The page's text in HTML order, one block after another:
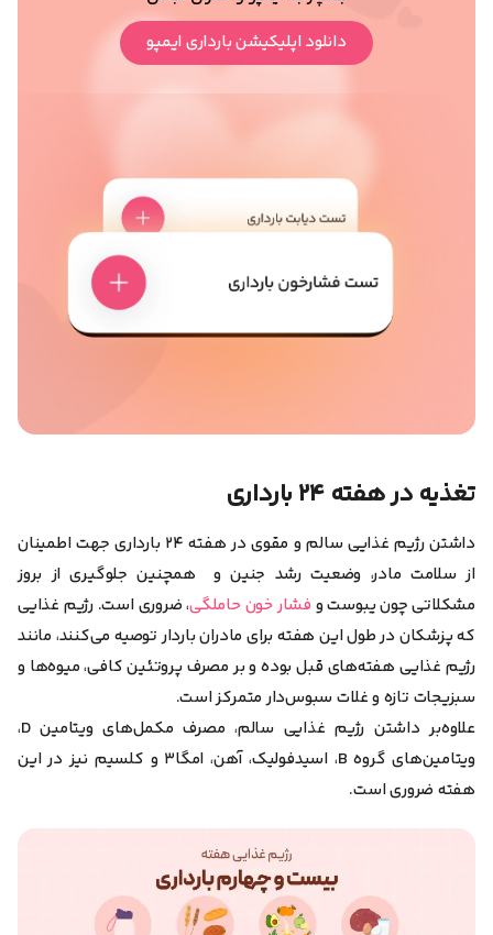
دانلود اپلیکیشن بارداری ایمپو
تغذیه در هفته ۲۴ بارداری
داشتن رژیم غذایی سالم و مقوی در هفته ۲۴ بارداری جهت اطمینان
از سلامت مادر، وضعیت رشد جنین و همچنین جلوگیری از بروز
مشکلاتی چون یبوست و فشار خون حاملگی، ضروری است. رژیم غذایی
که پزشکان در طول این هفته برای مادران باردار توصیه می‌کنند، مانند
رژیم غذایی هفته‌های قبل بوده و بر مصرف پروتئین کافی، میوه‌ها و
سبزیجات تازه و غلات سبوس‌دار متمرکز است.
علاوه‌بر داشتن رژیم غذایی سالم، مصرف مکمل‌های ویتامین D،
ویتامین‌های گروه B، اسیدفولیک، آهن، امگا۳ و کلسیم نیز در این
هفته ضروری است.